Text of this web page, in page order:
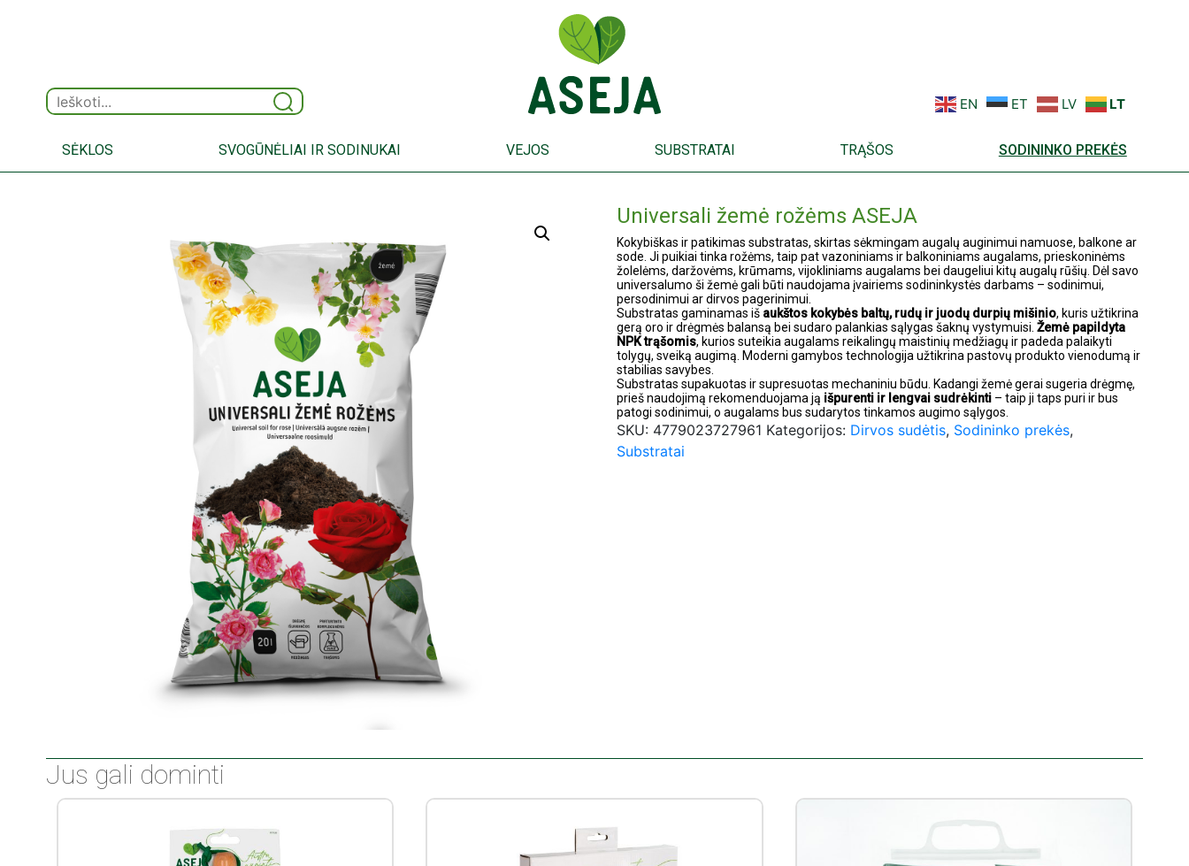
EN ET LV LT
SĖKLOS SVOGŪNĖLIAI IR SODINUKAI VEJOS SUBSTRATAI TRĄŠOS SODININKO PREKĖS
Universali žemė rožėms ASEJA
Kokybiškas ir patikimas substratas, skirtas sėkmingam augalų auginimui namuose, balkone ar
sode. Ji puikiai tinka rožėms, taip pat vazoniniams ir balkoniniams augalams, prieskoninėms
žolelėms, daržovėms, krūmams, vijokliniams augalams bei daugeliui kitų augalų rūšių. Dėl savo
universalumo ši žemė gali būti naudojama įvairiems sodininkystės darbams – sodinimui,
persodinimui ar dirvos pagerinimui.
Substratas gaminamas iš aukštos kokybės baltų, rudų ir juodų durpių mišinio, kuris užtikrina
gerą oro ir drėgmės balansą bei sudaro palankias sąlygas šaknų vystymuisi. Žemė papildyta
NPK trąšomis, kurios suteikia augalams reikalingų maistinių medžiagų ir padeda palaikyti
tolygų, sveiką augimą. Moderni gamybos technologija užtikrina pastovų produkto vienodumą ir
stabilias savybes.
Substratas supakuotas ir supresuotas mechaniniu būdu. Kadangi žemė gerai sugeria drėgmę,
prieš naudojimą rekomenduojama ją išpurenti ir lengvai sudrėkinti– taip ji taps puri ir bus
patogi sodinimui, o augalams bus sudarytos tinkamos augimo sąlygos.
SKU: 4779023727961 Kategorijos: Dirvos sudėtis, Sodininko prekės,
Substratai
Jus gali dominti